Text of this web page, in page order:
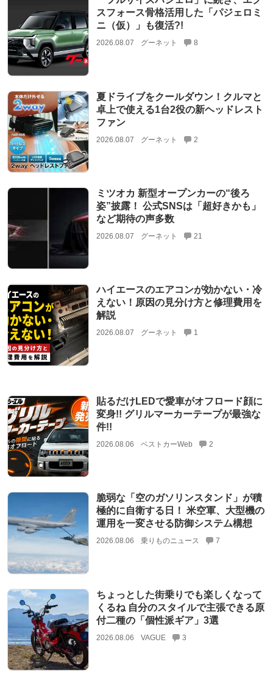
スフォース骨格活用した「パジェロミ
ニ（仮）」も復活?!
2026.08.07 グーネット 8
夏ドライブをクールダウン！クルマと
卓上で使える1台2役の新ヘッドレスト
ファン
2026.08.07 グーネット 2
ミツオカ 新型オープンカーの“後ろ
姿”披露！ 公式SNSは「超好きかも」
など期待の声多数
2026.08.07 グーネット 21
ハイエースのエアコンが効かない・冷
えない！原因の見分け方と修理費用を
解説
2026.08.07 グーネット 1
貼るだけLEDで愛車がオフロード顔に
変身!! グリルマーカーテープが最強な
件!!
2026.08.06 ベストカーWeb 2
脆弱な「空のガソリンスタンド」が積
極的に自衛する日！ 米空軍、大型機の
運用を一変させる防御システム構想
2026.08.06 乗りものニュース 7
ちょっとした街乗りでも楽しくなって
くるね 自分のスタイルで主張できる原
付二種の「個性派ギア」3選
2026.08.06 VAGUE 3